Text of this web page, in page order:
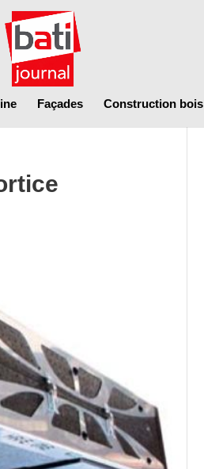
Façades Construction bois